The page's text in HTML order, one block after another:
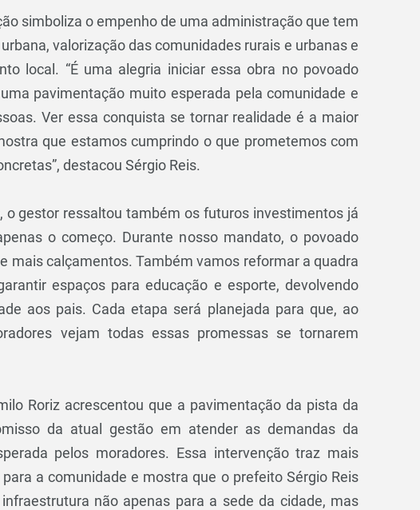
simboliza o empenho de uma administração que tem
valorização das comunidades rurais e urbanas e
local. “É uma alegria iniciar essa obra no povoado
pavimentação muito esperada pela comunidade e
Ver essa conquista se tornar realidade é a maior
que estamos cumprindo o que prometemos com
destacou Sérgio Reis.
o gestor ressaltou também os futuros investimentos já
o começo. Durante nosso mandato, o povoado
mais calçamentos. Também vamos reformar a quadra
espaços para educação e esporte, devolvendo
aos pais. Cada etapa será planejada para que, ao
vejam todas essas promessas se tornarem
Roriz acrescentou que a pavimentação da pista da
da atual gestão em atender as demandas da
pelos moradores. Essa intervenção traz mais
a comunidade e mostra que o prefeito Sérgio Reis
não apenas para a sede da cidade, mas